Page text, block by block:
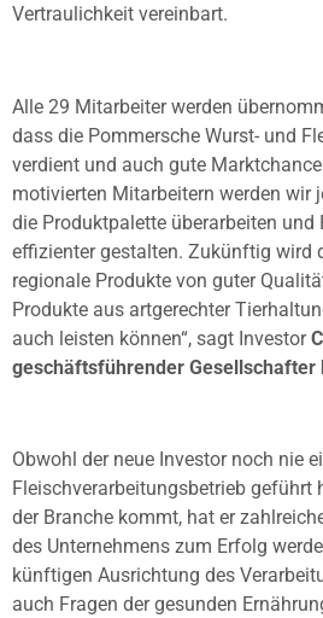
Vertraulichkeit vereinbart.
Alle 29 Mitarbeiter werden
dass die Pommersche Wurst- und
verdient und auch gute
motivierten Mitarbeitern werden wir
die Produktpalette überarbeiten
effizienter gestalten. Zukünftig wird
regionale Produkte von guter
Produkte aus artgerechter
auch leisten können“, sagt Investor
geschäftsführender Gesellschafter
Obwohl der neue Investor noch nie
Fleischverarbeitungsbetrieb geführt
der Branche kommt, hat er
des Unternehmens zum Erfolg
künftigen Ausrichtung des
auch Fragen der gesunden